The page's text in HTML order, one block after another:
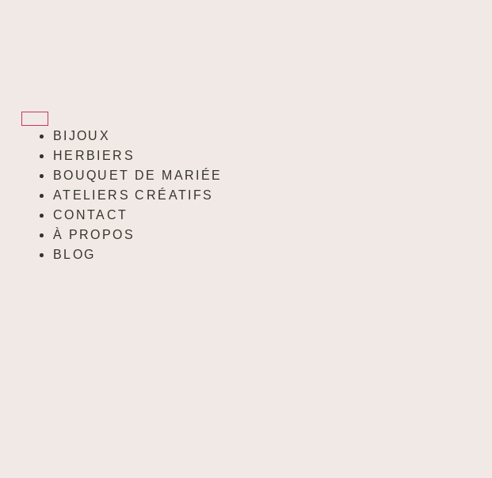
BIJOUX
HERBIERS
BOUQUET DE MARIÉE
ATELIERS CRÉATIFS
CONTACT
À PROPOS
BLOG